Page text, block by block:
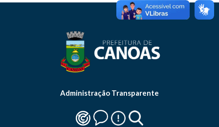
Administração Transparente